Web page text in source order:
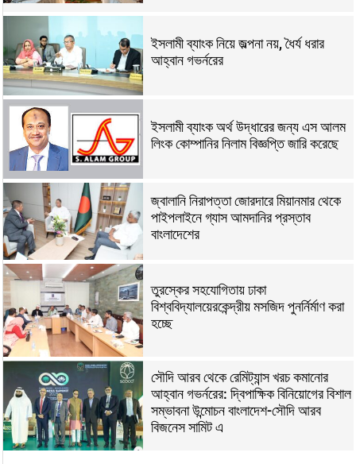
ইসলামী ব্যাংক নিয়ে জল্পনা নয়, ধৈর্য ধরার
আহ্বান গভর্নরের
ইসলামী ব্যাংক অর্থ উদ্ধারের জন্য এস আলম
লিংক কোম্পানির নিলাম বিজ্ঞপ্তি জারি করেছে
জ্বালানি নিরাপত্তা জোরদারে মিয়ানমার থেকে
পাইপলাইনে গ্যাস আমদানির প্রস্তাব
বাংলাদেশের
তুরস্কের সহযোগিতায় ঢাকা
বিশ্ববিদ্যালয়েরকেন্দ্রীয় মসজিদ পুনর্নির্মাণ করা
হচ্ছে
সৌদি আরব থেকে রেমিট্যান্স খরচ কমানোর
আহ্বান গভর্নরের: দ্বিপাক্ষিক বিনিয়োগের বিশাল
সম্ভাবনা উন্মোচন বাংলাদেশ-সৌদি আরব
বিজনেস সামিট এ